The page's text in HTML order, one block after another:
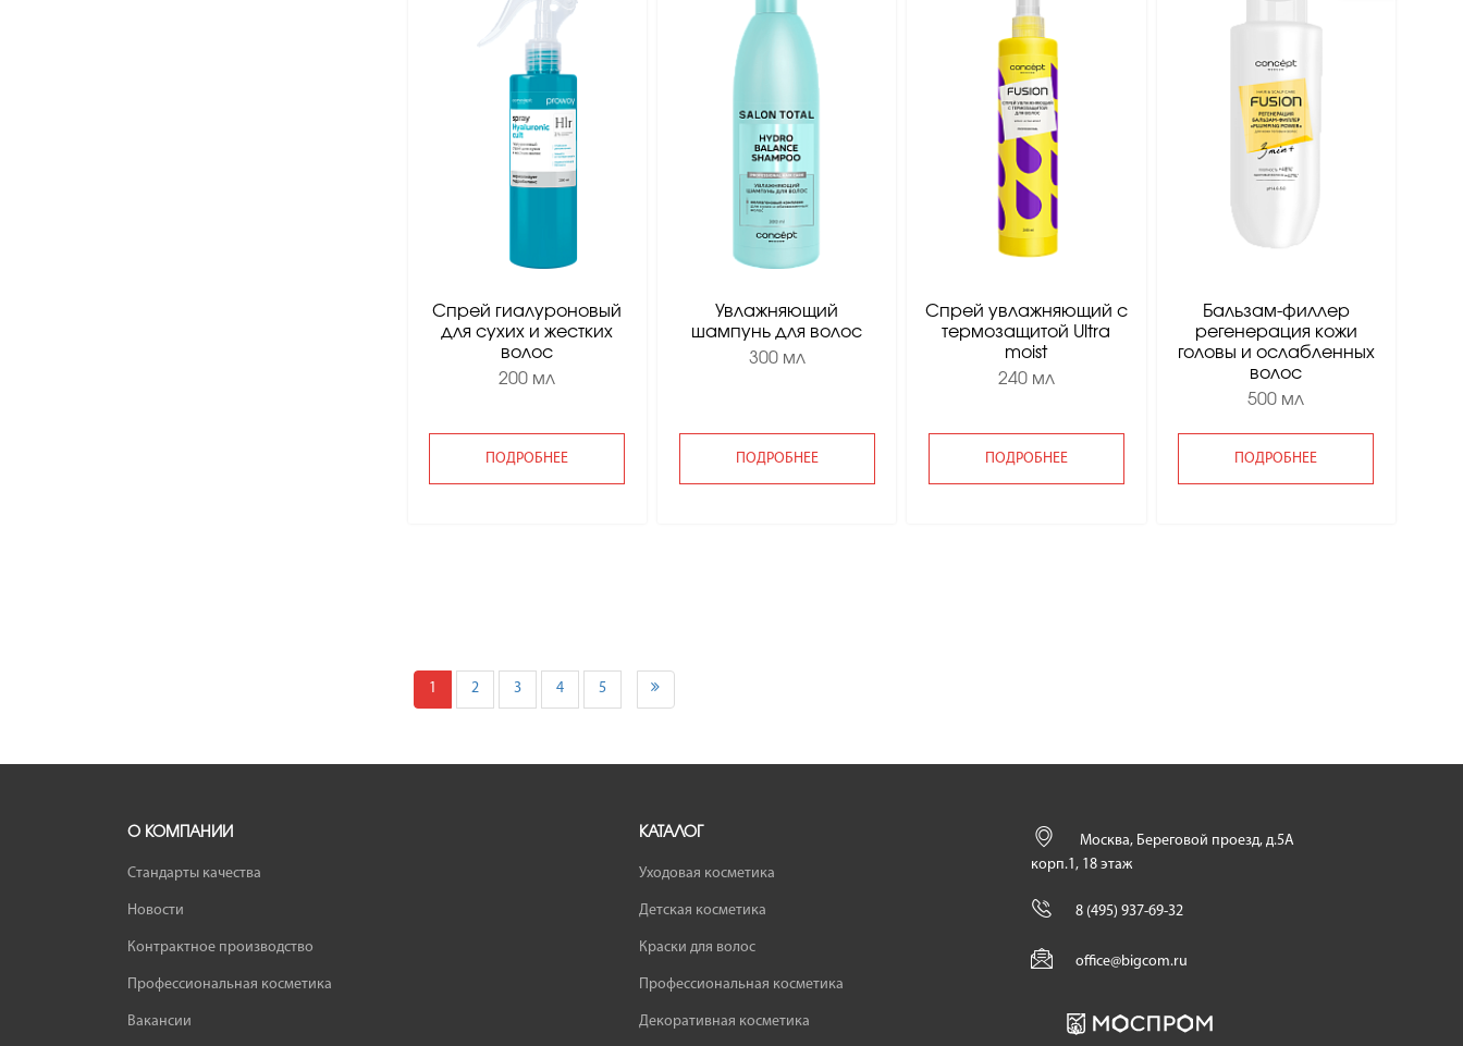
Спрей гиалуроновый
для сухих и жестких
волос
200 мл
ПОДРОБНЕЕ
Увлажняющий
шампунь для волос
300 мл
ПОДРОБНЕЕ
Спрей увлажняющий с
термозащитой Ultra
moist
240 мл
ПОДРОБНЕЕ
Бальзам-филлер
регенерация кожи
головы и ослабленных
волос
500 мл
ПОДРОБНЕЕ
1 2 3 4 5
О КОМПАНИИ
Стандарты качества
Новости
Контрактное производство
Профессиональная косметика
Вакансии
КАТАЛОГ
Уходовая косметика
Детская косметика
Краски для волос
Профессиональная косметика
Декоративная косметика
Москва, Береговой проезд, д.5А
корп.1, 18 этаж
8 (495) 937-69-32
office@bigcom.ru